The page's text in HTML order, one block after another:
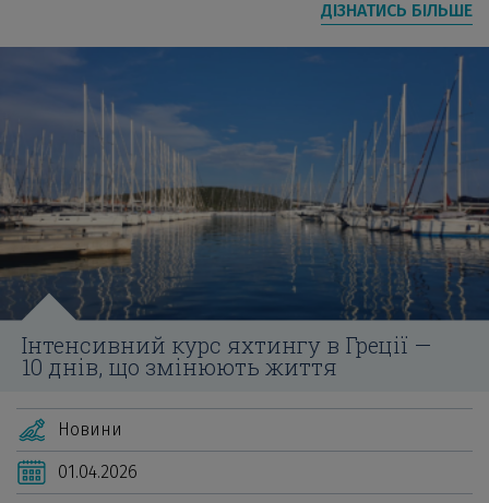
ДІЗНАТИСЬ БІЛЬШЕ
Інтенсивний курс яхтингу в Греції —
10 днів, що змінюють життя
Новини
01.04.2026